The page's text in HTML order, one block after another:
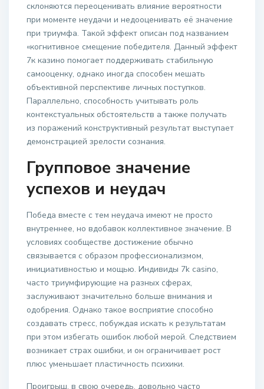
склоняются переоценивать влияние вероятности
при моменте неудачи и недооценивать её значение
при триумфа. Такой эффект описан под названием
«когнитивное смещение победителя. Данный эффект
7к казино помогает поддерживать стабильную
самооценку, однако иногда способен мешать
объективной перспективе личных поступков.
Параллельно, способность учитывать роль
контекстуальных обстоятельств а также получать
из поражений конструктивный результат выступает
демонстрацией зрелости сознания.
Групповое значение
успехов и неудач
Победа вместе с тем неудача имеют не просто
внутреннее, но вдобавок коллективное значение. В
условиях сообществе достижение обычно
связывается с образом профессионализмом,
инициативностью и мощью. Индивиды 7k casino,
часто триумфирующие на разных сферах,
заслуживают значительно больше внимания и
одобрения. Однако такое восприятие способно
создавать стресс, побуждая искать к результатам
при этом избегать ошибок любой мерой. Следствием
возникает страх ошибки, и он ограничивает рост
плюс уменьшает пластичность психики.
Проигрыш, в свою очередь, довольно часто